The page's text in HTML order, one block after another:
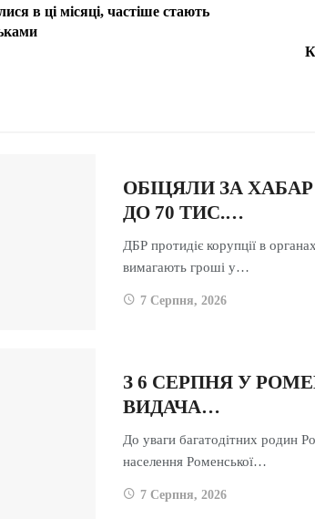
в ці місяці, частіше стають
ОБІЦЯЛИ ЗА
ДО 70 ТИС.…
ДБР протидіє корупції в
вимагають гроші у…
7 Серпня, 2026
З 6 СЕРПНЯ У
ВИДАЧА…
До уваги багатодітних родин
населення Роменської…
7 Серпня, 2026